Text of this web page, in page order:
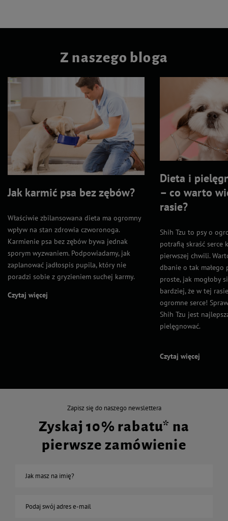
Z naszego bloga
Jak karmić psa bez zębów?
Właściwie zbilansowana dieta ma ogromny
wpływ na stan zdrowia czworonoga.
Karmienie psa bez zębów bywa jednak
sporym wyzwaniem. Podpowiadamy, jak
zaplanować jadłospis pupila, który nie
poradzi sobie z gryzieniem suchej karmy.
Czytaj więcej
Dieta i
– co warto
rasie?
Shih Tzu to psy o
potrafią skraść serce
pierwszej chwili.
dbanie o tak małego
proste, jak mogłoby
bardziej, że w tej
ogromne serce!
Shih Tzu jest
pielęgnować.
Czytaj więcej
Zapisz się do naszego newslettera
Zyskaj 10% rabatu* na
pierwsze zamówienie
Jak masz na imię?
Podaj swój adres e-mail